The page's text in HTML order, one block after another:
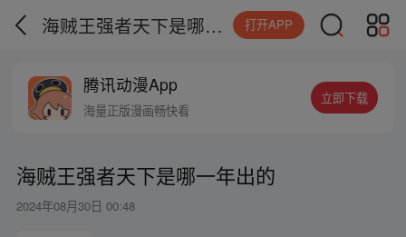
海贼王强者天下是哪一年出的 打开APP
腾讯动漫App
海量正版漫画畅快看
立即下载
海贼王强者天下是哪一年出的
2024年08月30日 00:48